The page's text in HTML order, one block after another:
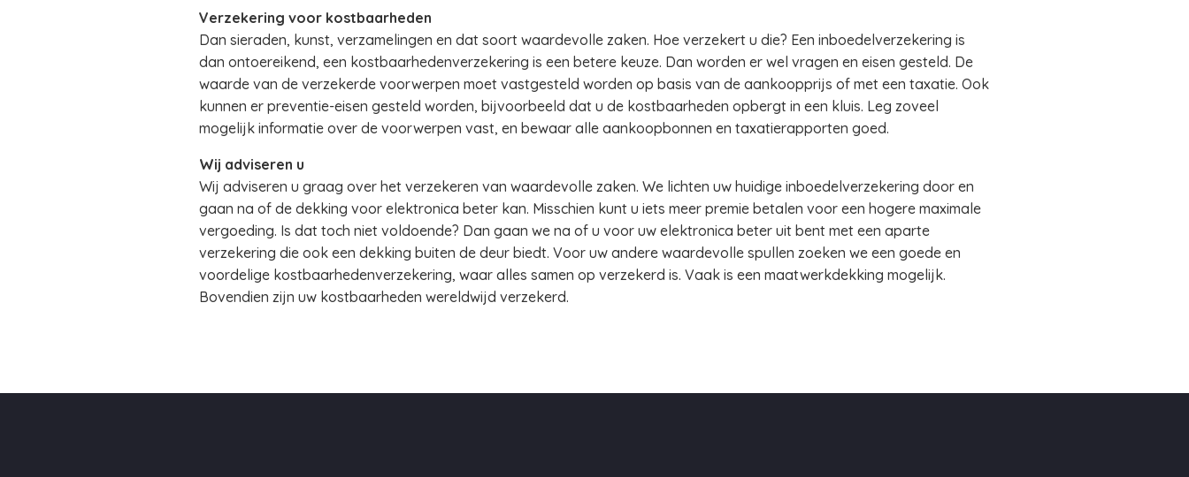
Verzekering voor kostbaarheden
Dan sieraden, kunst, verzamelingen en dat soort waardevolle zaken. Hoe verzekert u die? Een inboedelverzekering is
dan ontoereikend, een kostbaarhedenverzekering is een betere keuze. Dan worden er wel vragen en eisen gesteld. De
waarde van de verzekerde voorwerpen moet vastgesteld worden op basis van de aankoopprijs of met een taxatie. Ook
kunnen er preventie-eisen gesteld worden, bijvoorbeeld dat u de kostbaarheden opbergt in een kluis. Leg zoveel
mogelijk informatie over de voorwerpen vast, en bewaar alle aankoopbonnen en taxatierapporten goed.
Wij adviseren u
Wij adviseren u graag over het verzekeren van waardevolle zaken. We lichten uw huidige inboedelverzekering door en
gaan na of de dekking voor elektronica beter kan. Misschien kunt u iets meer premie betalen voor een hogere maximale
vergoeding. Is dat toch niet voldoende? Dan gaan we na of u voor uw elektronica beter uit bent met een aparte
verzekering die ook een dekking buiten de deur biedt. Voor uw andere waardevolle spullen zoeken we een goede en
voordelige kostbaarhedenverzekering, waar alles samen op verzekerd is. Vaak is een maatwerkdekking mogelijk.
Bovendien zijn uw kostbaarheden wereldwijd verzekerd.